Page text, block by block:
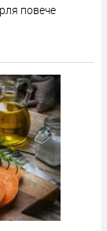
повече